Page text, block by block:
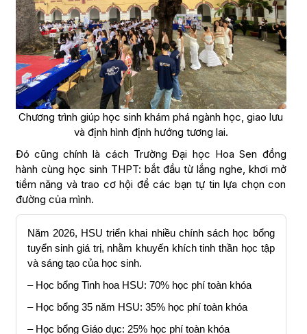
Chương trình giúp học sinh khám phá ngành học, giao lưu
và định hình định hướng tương lai.
Đó cũng chính là cách Trường Đại học Hoa Sen đồng
hành cùng học sinh THPT: bắt đầu từ lắng nghe, khơi mở
tiềm năng và trao cơ hội để các bạn tự tin lựa chọn con
đường của mình.
Năm 2026, HSU triển khai nhiều chính sách học bổng
tuyển sinh giá trị, nhằm khuyến khích tinh thần học tập
và sáng tạo của học sinh.
– Học bổng Tinh hoa HSU: 70% học phí toàn khóa
– Học bổng 35 năm HSU: 35% học phí toàn khóa
– Học bổng Giáo dục: 25% học phí toàn khóa